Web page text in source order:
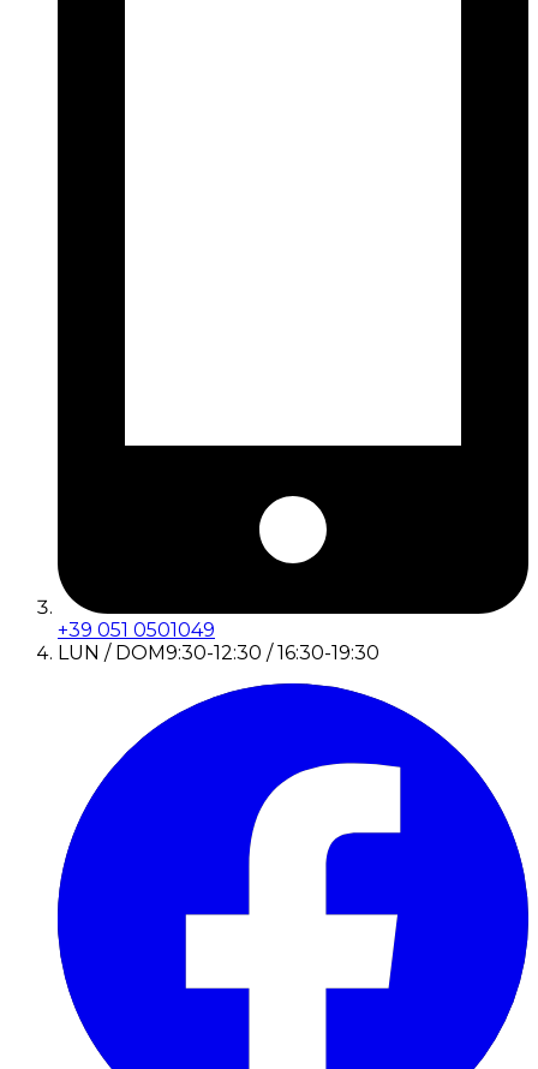
+39 051 0501049
LUN / DOM9:30-12:30 / 16:30-19:30